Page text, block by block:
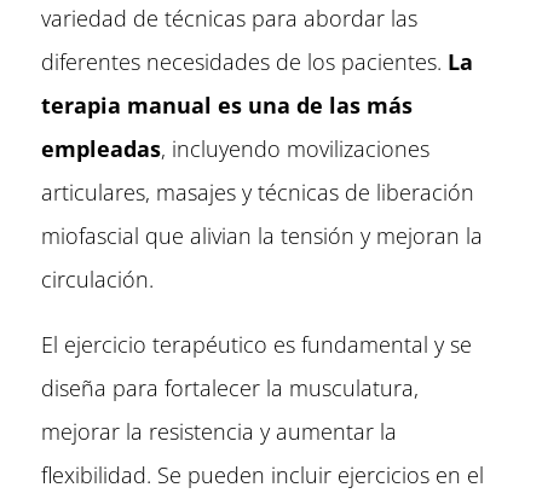
variedad de técnicas para abordar las
diferentes necesidades de los pacientes. La
terapia manual es una de las más
empleadas, incluyendo movilizaciones
articulares, masajes y técnicas de liberación
miofascial que alivian la tensión y mejoran la
circulación.
El ejercicio terapéutico es fundamental y se
diseña para fortalecer la musculatura,
mejorar la resistencia y aumentar la
flexibilidad. Se pueden incluir ejercicios en el